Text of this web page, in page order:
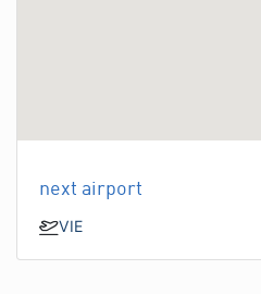
next airport
VIE